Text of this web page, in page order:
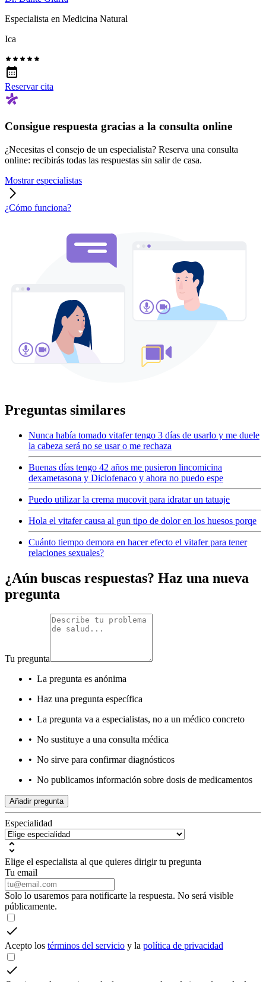
Especialista en Medicina Natural
Ica
Reservar cita
Consigue respuesta gracias a la consulta online
¿Necesitas el consejo de un especialista? Reserva una consulta
online: recibirás todas las respuestas sin salir de casa.
Mostrar especialistas
¿Cómo funciona?
Preguntas similares
Nunca había tomado vitafer tengo 3 días de usarlo y me duele
la cabeza será no se usar o me rechaza
Buenas días tengo 42 años me pusieron lincomicina
dexametasona y Diclofenaco y ahora no puedo espe
Puedo utilizar la crema mucovit para idratar un tatuaje
Hola el vitafer causa al gun tipo de dolor en los huesos porqe
Cuánto tiempo demora en hacer efecto el vitafer para tener
relaciones sexuales?
¿Aún buscas respuestas? Haz una nueva
pregunta
Tu pregunta
• La pregunta es anónima
• Haz una pregunta específica
• La pregunta va a especialistas, no a un médico concreto
• No sustituye a una consulta médica
• No sirve para confirmar diagnósticos
• No publicamos información sobre dosis de medicamentos
Añadir pregunta
Especialidad
Elige el especialista al que quieres dirigir tu pregunta
Tu email
Solo lo usaremos para notificarte la respuesta. No será visible
públicamente.
Acepto los términos del servicio y la política de privacidad